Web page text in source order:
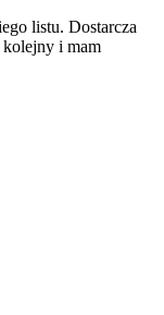
listu. Dostarcza
kolejny i mam